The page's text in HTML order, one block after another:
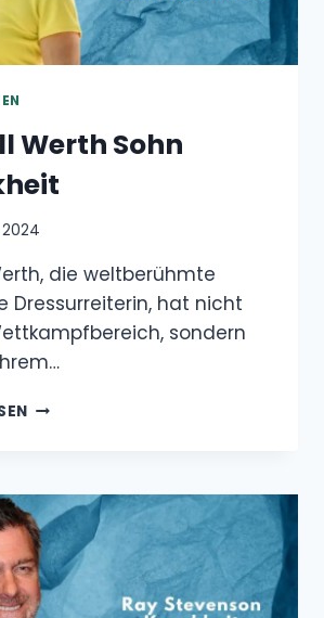
Sohn Krankheit
hat nicht nur im
sondern auch in ihrem…
WERTH
SOHN
KRANKHEIT
Krankheit